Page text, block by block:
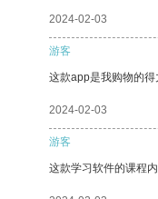
2024-02-03
游客
这款app是我购物的得
2024-02-03
游客
这款学习软件的课程